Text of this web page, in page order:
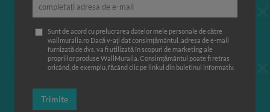
Sunt de acord cu prelucrarea datelor mele personale de către
wallmuralia.ro Dacă v-ați dat consimțământul, adresa de e-mail
furnizată de dvs. va fi utilizată în scopuri de marketing ale
propriilor produse WallMuralia. Consimțământul poate fi retras
oricând, de exemplu, făcând clic pe linkul din buletinul informativ.
Trimite